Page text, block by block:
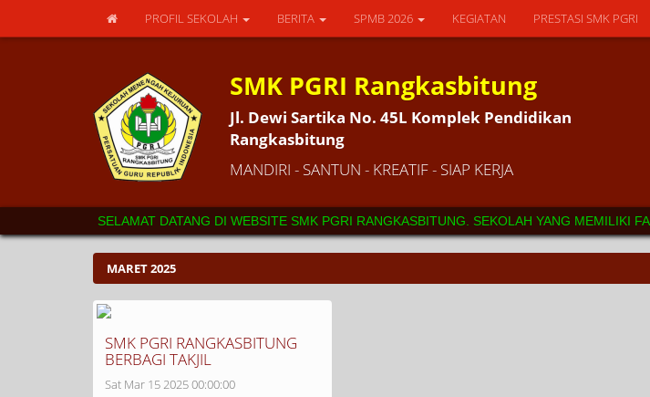
PROFIL SEKOLAH BERITA SPMB 2026 KEGIATAN PRESTASI SMK PGRI
SMK PGRI Rangkasbitung
Jl. Dewi Sartika No. 45L Komplek Pendidikan
Rangkasbitung
MANDIRI - SANTUN - KREATIF - SIAP KERJA
SELAMAT DATANG DI WEBSITE SMK PGRI RANGKASBITUNG. SEKOLAH YANG MEMILIKI
MARET 2025
SMK PGRI RANGKASBITUNG
BERBAGI TAKJIL
Sat Mar 15 2025 00:00:00